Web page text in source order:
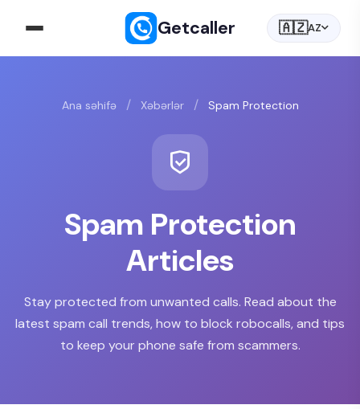
Getcaller 🇦🇿AZ
Ana səhifə / Xəbərlər / Spam Protection
Spam Protection
Articles
Stay protected from unwanted calls. Read about the
latest spam call trends, how to block robocalls, and tips
to keep your phone safe from scammers.